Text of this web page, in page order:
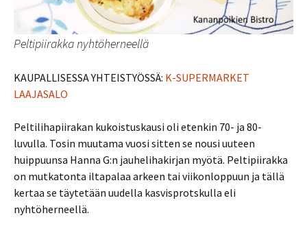
Peltipiirakka nyhtöherneellä
KAUPALLISESSA YHTEISTYÖSSÄ: K-SUPERMARKET
LAAJASALO
Peltilihapiirakan kukoistuskausi oli etenkin 70- ja 80-
luvulla. Tosin muutama vuosi sitten se nousi uuteen
huippuunsa Hanna G:n jauhelihakirjan myötä. Peltipiirakka
on mutkatonta iltapalaa arkeen tai viikonloppuun ja tällä
kertaa se täytetään uudella kasvisprotskulla eli
nyhtöherneellä.